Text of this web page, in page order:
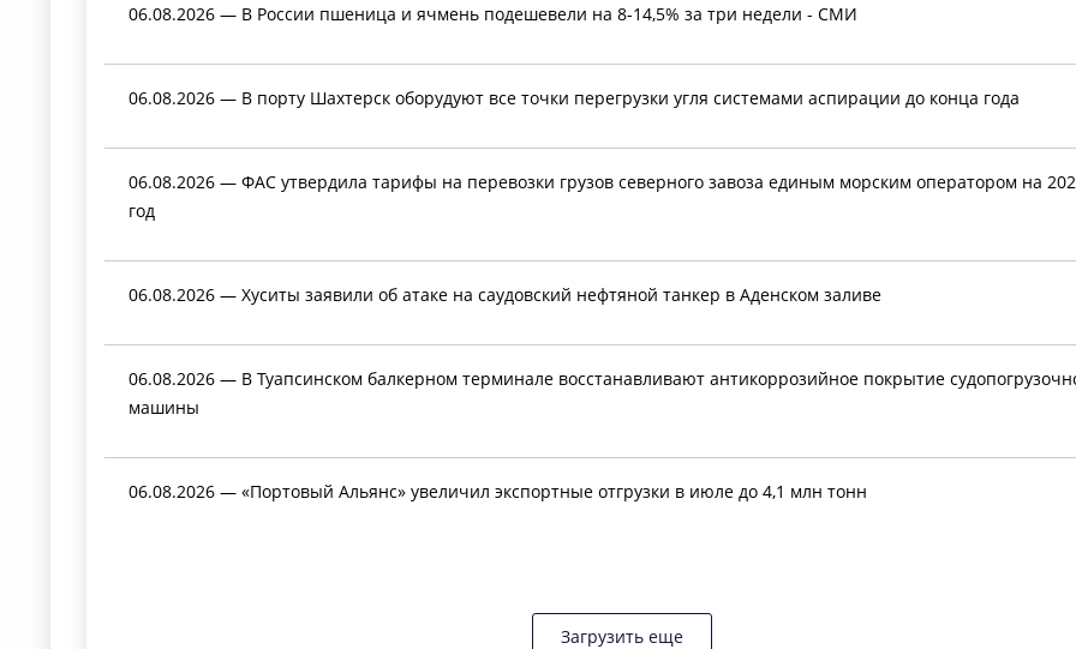
06.08.2026 — В России пшеница и ячмень подешевели на 8-14,5% за три недели - СМИ
06.08.2026 — В порту Шахтерск оборудуют все точки перегрузки угля системами аспирации до конца года
06.08.2026 — ФАС утвердила тарифы на перевозки грузов северного завоза единым морским оператором на
год
06.08.2026 — Хуситы заявили об атаке на саудовский нефтяной танкер в Аденском заливе
06.08.2026 — В Туапсинском балкерном терминале восстанавливают антикоррозийное покрытие
машины
06.08.2026 — «Портовый Альянс» увеличил экспортные отгрузки в июле до 4,1 млн тонн
Загрузить еще